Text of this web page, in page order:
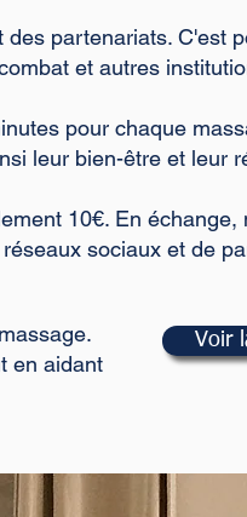
partenariats. C'est
et autres
pour chaque
leur bien-être et leur
10€. En
sociaux et de
en aidant
Voir